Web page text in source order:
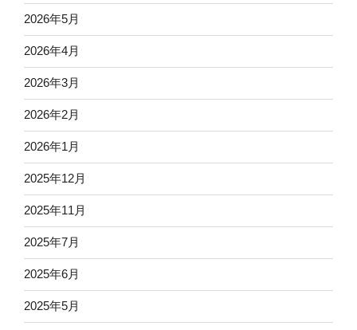
2026年5月
2026年4月
2026年3月
2026年2月
2026年1月
2025年12月
2025年11月
2025年7月
2025年6月
2025年5月